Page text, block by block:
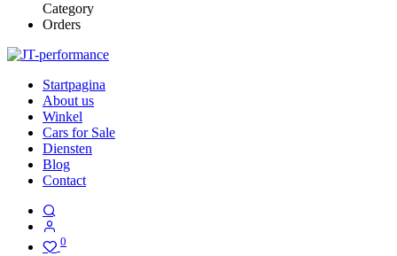
Category
Orders
Startpagina
About us
Winkel
Cars for Sale
Diensten
Blog
Contact
0